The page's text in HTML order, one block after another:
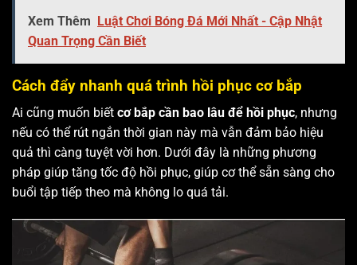
Xem Thêm Luật Chơi Bóng Đá Mới Nhất - Cập Nhật
Quan Trọng Cần Biết
Cách đẩy nhanh quá trình hồi phục cơ bắp
Ai cũng muốn biết cơ bắp cần bao lâu để hồi phục, nhưng
nếu có thể rút ngắn thời gian này mà vẫn đảm bảo hiệu
quả thì càng tuyệt vời hơn. Dưới đây là những phương
pháp giúp tăng tốc độ hồi phục, giúp cơ thể sẵn sàng cho
buổi tập tiếp theo mà không lo quá tải.